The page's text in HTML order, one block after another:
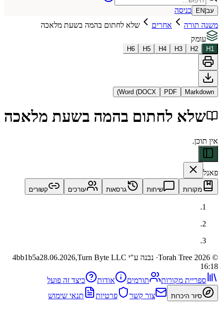
כניסה
אחרים
שלא לחתום בהמה בשעת מלאכה
H3
H4
H5
H6
PDF
Word (DOCX)
לחתום בהמה בשעת מלאכה
שיחות גרסאות עורכים קשורים
· נבנה ע"י Turn Byte LLC 4bb1b5a28.06.2026,
מקורות תורמים אודות כיצד זה פועל
היכרות צור קשר פרטיות תנאי שימוש